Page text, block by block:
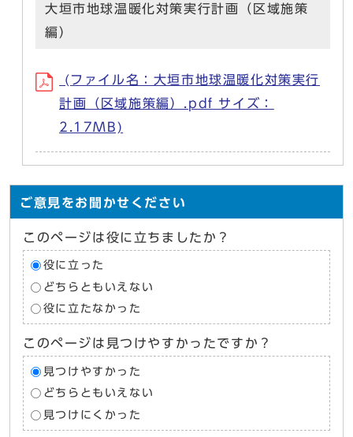
⼤垣市地球温暖化対策実⾏計画（区域施策
編）
(ファイル名：⼤垣市地球温暖化対策実⾏
計画（区域施策編）.pdf サイズ：
2.17MB)
ご意見をお聞かせください
このページは役に立ちましたか？
役に立った
どちらともいえない
役に立たなかった
このページは見つけやすかったですか？
見つけやすかった
どちらともいえない
見つけにくかった